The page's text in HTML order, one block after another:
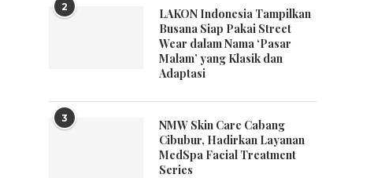
2
LAKON Indonesia Tampilkan
Busana Siap Pakai Street
Wear dalam Nama ‘Pasar
Malam’ yang Klasik dan
Adaptasi
3
NMW Skin Care Cabang
Cibubur, Hadirkan Layanan
MedSpa Facial Treatment
Series